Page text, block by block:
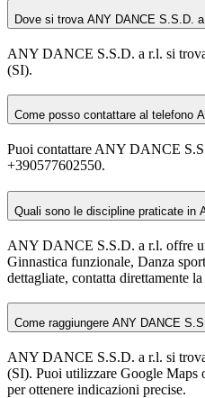
Dove si trova ANY DANCE S.S.D.
ANY DANCE S.S.D. a r.l. si
(SI).
Come posso contattare al telefono
Puoi contattare ANY DANCE
+390577602550.
Quali sono le discipline praticate in
ANY DANCE S.S.D. a r.l. offre
Ginnastica funzionale, Danza
dettagliate, contatta direttamente la
Come raggiungere ANY DANCE
ANY DANCE S.S.D. a r.l. si
(SI). Puoi utilizzare Google Maps
per ottenere indicazioni precise.